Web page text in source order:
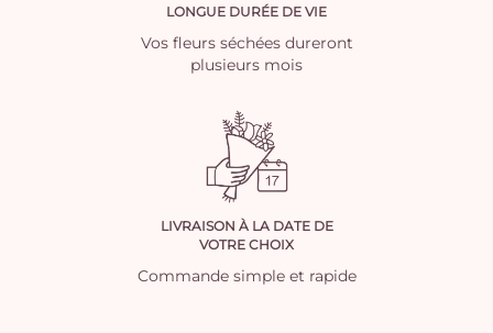
LONGUE DURÉE DE VIE
Vos fleurs séchées dureront
plusieurs mois
LIVRAISON À LA DATE DE
VOTRE CHOIX
Commande simple et rapide